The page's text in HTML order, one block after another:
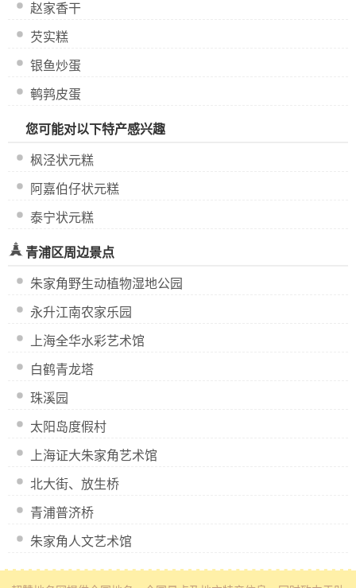
赵家香干
芡实糕
银鱼炒蛋
鹌鹑皮蛋
您可能对以下特产感兴趣
枫泾状元糕
阿嘉伯仔状元糕
泰宁状元糕
青浦区周边景点
朱家角野生动植物湿地公园
永升江南农家乐园
上海全华水彩艺术馆
白鹤青龙塔
珠溪园
太阳岛度假村
上海证大朱家角艺术馆
北大街、放生桥
青浦普济桥
朱家角人文艺术馆